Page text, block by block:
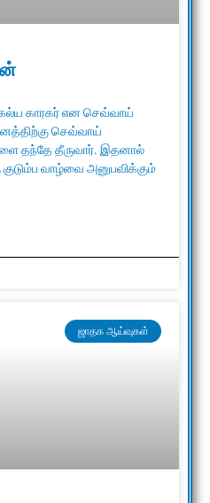
காரகர் என செவ்வாய்
செவ்வாய்
தந்தே தீருவார். இதனால்
வாழ்வை அனுபவிக்கும்
ஜாதக ஆய்வுகள்